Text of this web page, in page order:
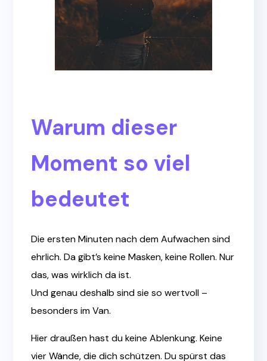
Warum dieser
Moment so viel
bedeutet
Die ersten Minuten nach dem Aufwachen sind
ehrlich. Da gibt’s keine Masken, keine Rollen. Nur
das, was wirklich da ist.
Und genau deshalb sind sie so wertvoll –
besonders im Van.
Hier draußen hast du keine Ablenkung. Keine
vier Wände, die dich schützen. Du spürst das